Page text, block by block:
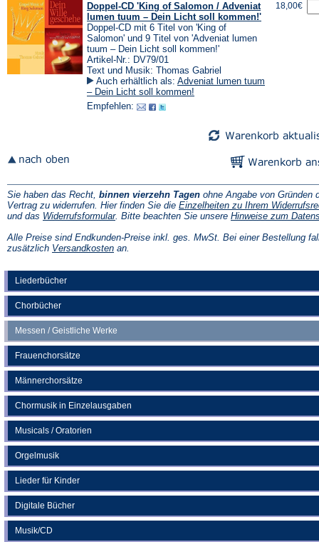
Liederbücher
Chorbücher
Messen / Geistliche Werke
Frauenchorsätze
Männerchorsätze
Chormusik in Einzelausgaben
Musicals / Oratorien
Orgelmusik
Lieder für Kinder
Digitale Bücher
Musik/CD
Doppel-CD 'King of Salomon / Adveniat
lumen tuum – Dein Licht soll kommen!'
Doppel-CD mit 6 Titel von 'King of
Salomon' und 9 Titel von 'Adveniat lumen
tuum – Dein Licht soll kommen!'
Artikel-Nr.: DV79/01
Text und Musik: Thomas Gabriel
Auch erhältlich als: Adveniat lumen tuum
– Dein Licht soll kommen!
Empfehlen:
18,00€
Sie haben das Recht, binnen vierzehn Tagen ohne Angabe von Gründen
Vertrag zu widerrufen. Hier finden Sie die Einzelheiten zu Ihrem
und das Widerrufsformular(Öffnet
einem
neuen
. Bitte beachten Sie unsere Hinweise zum
Alle Preise sind Endkunden-Preise inkl. ges. MwSt. Bei einer Bestellung
zusätzlich Versandkosten(Öffnet
an.